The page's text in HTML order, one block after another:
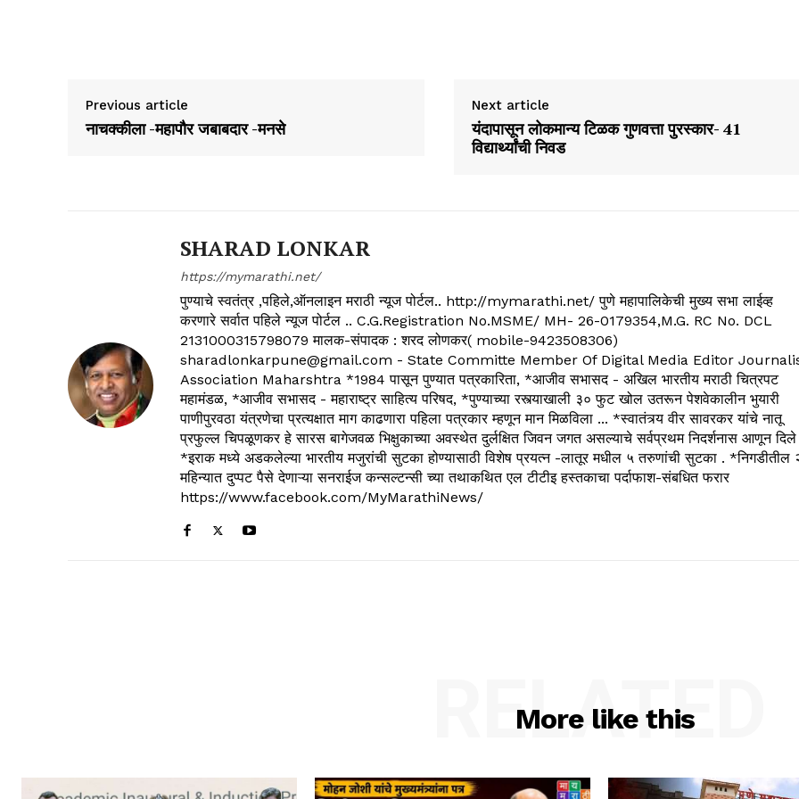
Previous article
नाचक्कीला -महापौर जबाबदार -मनसे
Next article
यंदापासून लोकमान्य टिळक गुणवत्ता पुरस्कार- 41
विद्यार्थ्यांची निवड
SHARAD LONKAR
https://mymarathi.net/
पुण्याचे स्वतंत्र ,पहिले,ऑनलाइन मराठी न्यूज पोर्टल.. http://mymarathi.net/ पुणे महापालिकेची मुख्य सभा लाईव्ह
करणारे सर्वात पहिले न्यूज पोर्टल .. C.G.Registration No.MSME/ MH- 26-0179354,M.G. RC No. DCL
2131000315798079 मालक-संपादक : शरद लोणकर( mobile-9423508306)
sharadlonkarpune@gmail.com - State Committe Member Of Digital Media Editor
Association Maharshtra *1984 पासून पुण्यात पत्रकारिता, *आजीव सभासद - अखिल भारतीय मराठी चित्रपट
महामंडळ, *आजीव सभासद - महाराष्ट्र साहित्य परिषद, *पुण्याच्या रस्त्याखाली ३० फुट खोल उतरून पेशवेकालीन भुयारी
पाणीपुरवठा यंत्रणेचा प्रत्यक्षात माग काढणारा पहिला पत्रकार म्हणून मान मिळविला ... *स्वातंत्र्य वीर सावरकर यांचे नातू
प्रफुल्ल चिपळूणकर हे सारस बागेजवळ भिक्षुकाच्या अवस्थेत दुर्लक्षित जिवन जगत असल्याचे सर्वप्रथम निदर्शनास आणून दिले
*इराक मध्ये अडकलेल्या भारतीय मजुरांची सुटका होण्यासाठी विशेष प्रयत्न -लातूर मधील ५ तरुणांची सुटका . *निगडीतील
महिन्यात दुप्पट पैसे देणाऱ्या सनराईज कन्सल्टन्सी च्या तथाकथित एल टीटीइ हस्तकाचा पर्दाफाश-संबधित फरार
https://www.facebook.com/MyMarathiNews/
More like this
RELATED